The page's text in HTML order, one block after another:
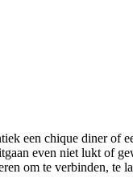
even niet lukt of
om te verbinden, te